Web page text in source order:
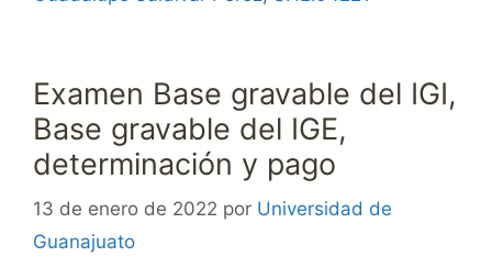
Examen Base gravable del IGI,
Base gravable del IGE,
determinación y pago
13 de enero de 2022 por Universidad de
Guanajuato